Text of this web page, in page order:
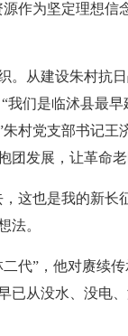
作为坚定理想
。从建设朱村抗
我们是临沭县最
村党支部书记
发展，让革命
这也是我的新
法。
代”，他对赓续
已从没水、没电